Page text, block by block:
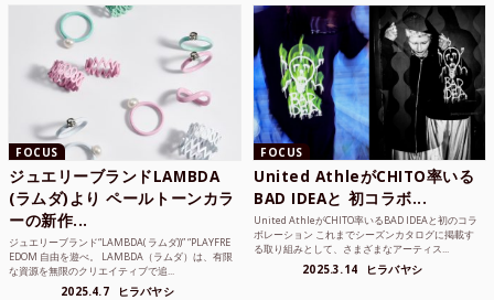
FOCUS
ジュエリーブランドLAMBDA
(ラムダ)より ペールトーンカラ
ーの新作...
ジュエリーブランド“LAMBDA( ラムダ))” “PLAYFRE
EDOM 自由を遊べ。 LAMBDA（ラムダ）は、有限
な資源を無限のクリエイティブで追...
2025.4.7 ヒラバヤシ
FOCUS
United AthleがCHITO率いる
BAD IDEAと 初コラボ...
United AthleがCHITO率いるBAD IDEAと初のコラ
ボレーション これまでシーズンカタログに掲載す
る取り組みとして、さまざまなアーティス...
2025.3.14 ヒラバヤシ